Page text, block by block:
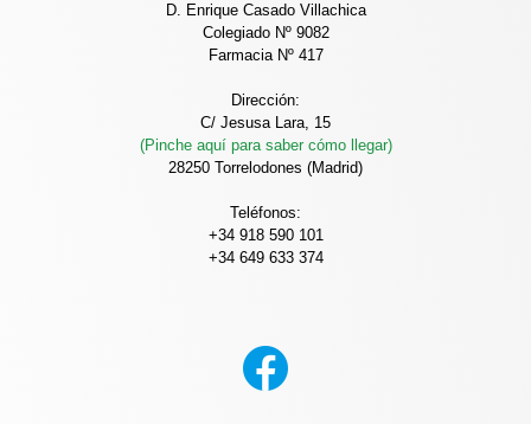
D. Enrique Casado Villachica
Colegiado Nº 9082
Farmacia Nº 417
Dirección:
C/ Jesusa Lara, 15
(Pinche aquí para saber cómo llegar)
28250 Torrelodones (Madrid)
Teléfonos:
+34 918 590 101
+34 649 633 374